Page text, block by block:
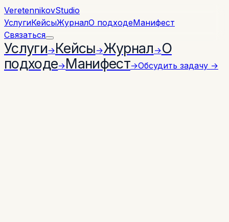
VeretennikovStudio
УслугиКейсыЖурналО подходеМанифест
Связаться
Услуги→Кейсы→Журнал →О
подходе→Манифест→Обсудить задачу →